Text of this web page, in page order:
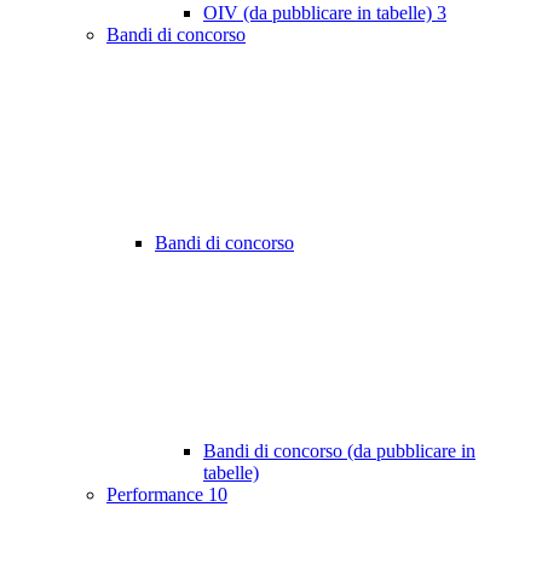
OIV (da pubblicare in tabelle) 3
Bandi di concorso
Bandi di concorso
Bandi di concorso (da pubblicare in
tabelle)
Performance 10